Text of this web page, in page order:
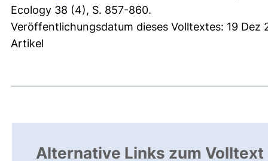
Ecology 38 (4), S. 857-860.
Veröffentlichungsdatum dieses Volltextes: 19 Dez
Artikel
Alternative Links zum Volltext